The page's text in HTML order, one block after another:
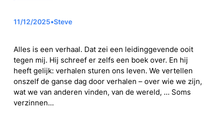
11/12/2025•Steve
Alles is een verhaal. Dat zei een leidinggevende ooit
tegen mij. Hij schreef er zelfs een boek over. En hij
heeft gelijk: verhalen sturen ons leven. We vertellen
onszelf de ganse dag door verhalen – over wie we zijn,
wat we van anderen vinden, van de wereld, … Soms
verzinnen…